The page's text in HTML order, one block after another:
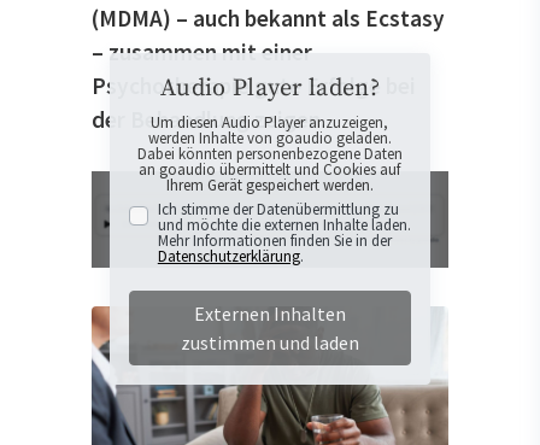
(MDMA) – auch bekannt als Ecstasy
– zusammen mit einer
Psychotherapie gute Erfolge bei
der Behandlung zeigen.
Audio Player laden?
Um diesen Audio Player anzuzeigen,
werden Inhalte von goaudio geladen.
Dabei könnten personenbezogene Daten
an goaudio übermittelt und Cookies auf
Ihrem Gerät gespeichert werden.
Ich stimme der Datenübermittlung zu
und möchte die externen Inhalte laden.
Mehr Informationen finden Sie in der
Datenschutzerklärung.
Externen Inhalten
zustimmen und laden